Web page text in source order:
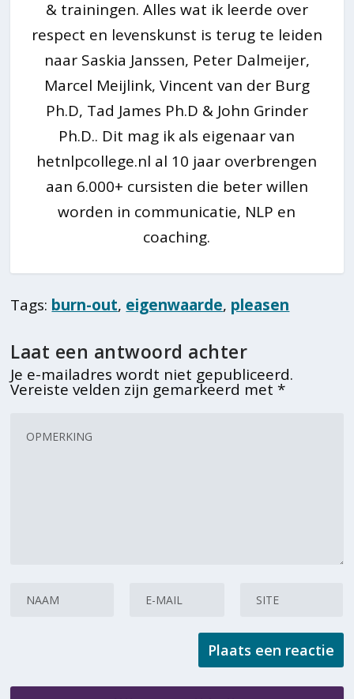
& trainingen. Alles wat ik leerde over
respect en levenskunst is terug te leiden
naar Saskia Janssen, Peter Dalmeijer,
Marcel Meijlink, Vincent van der Burg
Ph.D, Tad James Ph.D & John Grinder
Ph.D.. Dit mag ik als eigenaar van
hetnlpcollege.nl al 10 jaar overbrengen
aan 6.000+ cursisten die beter willen
worden in communicatie, NLP en
coaching.
Tags: burn-out, eigenwaarde, pleasen
Laat een antwoord achter
Je e-mailadres wordt niet gepubliceerd.
Vereiste velden zijn gemarkeerd met *